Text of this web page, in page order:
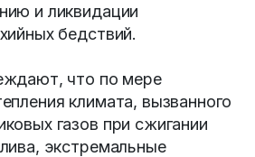
и ликвидации
бедствий.
что по мере
климата, вызванного
газов при сжигании
экстремальные